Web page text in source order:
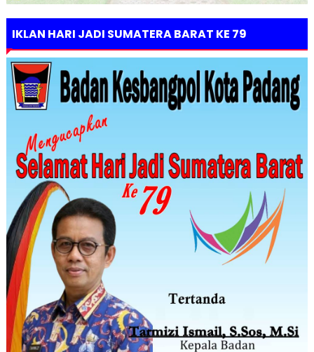
IKLAN HARI JADI SUMATERA BARAT KE 79